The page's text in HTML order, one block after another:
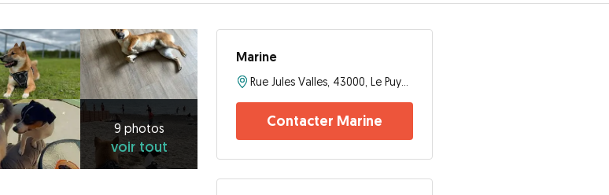
9 photos
voir tout
photos
Marine
Contacter Marine